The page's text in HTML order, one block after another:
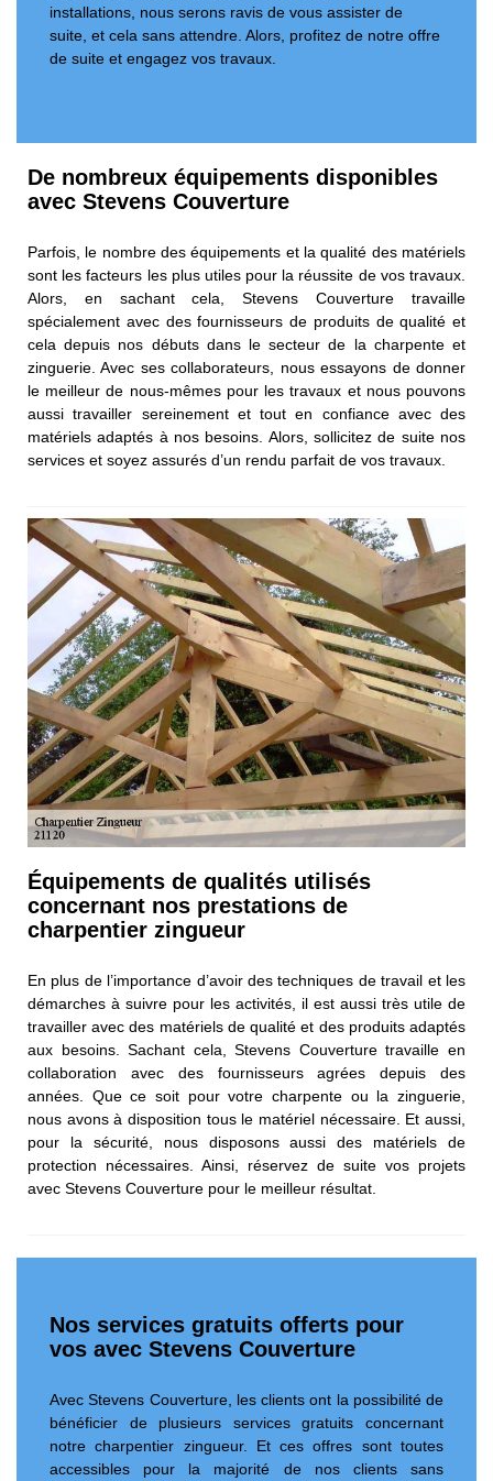
installations, nous serons ravis de vous assister de
suite, et cela sans attendre. Alors, profitez de notre offre
de suite et engagez vos travaux.
De nombreux équipements disponibles
avec Stevens Couverture
Parfois, le nombre des équipements et la qualité des matériels
sont les facteurs les plus utiles pour la réussite de vos travaux.
Alors, en sachant cela, Stevens Couverture travaille
spécialement avec des fournisseurs de produits de qualité et
cela depuis nos débuts dans le secteur de la charpente et
zinguerie. Avec ses collaborateurs, nous essayons de donner
le meilleur de nous-mêmes pour les travaux et nous pouvons
aussi travailler sereinement et tout en confiance avec des
matériels adaptés à nos besoins. Alors, sollicitez de suite nos
services et soyez assurés d’un rendu parfait de vos travaux.
Équipements de qualités utilisés
concernant nos prestations de
charpentier zingueur
En plus de l’importance d’avoir des techniques de travail et les
démarches à suivre pour les activités, il est aussi très utile de
travailler avec des matériels de qualité et des produits adaptés
aux besoins. Sachant cela, Stevens Couverture travaille en
collaboration avec des fournisseurs agrées depuis des
années. Que ce soit pour votre charpente ou la zinguerie,
nous avons à disposition tous le matériel nécessaire. Et aussi,
pour la sécurité, nous disposons aussi des matériels de
protection nécessaires. Ainsi, réservez de suite vos projets
avec Stevens Couverture pour le meilleur résultat.
Nos services gratuits offerts pour
vos avec Stevens Couverture
Avec Stevens Couverture, les clients ont la possibilité de
bénéficier de plusieurs services gratuits concernant
notre charpentier zingueur. Et ces offres sont toutes
accessibles pour la majorité de nos clients sans